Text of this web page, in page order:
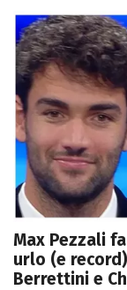
Max Pezzali
urlo (e
Berrettini e